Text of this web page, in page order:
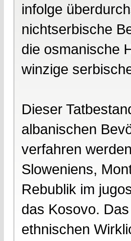
infolge
nichtserbische
die osmanische
winzige
Dieser
albanischen
verfahren
Sloweniens,
Rebublik im
das Kosovo.
ethnischen